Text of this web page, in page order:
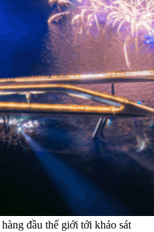
đầu thế giới tới khảo sát